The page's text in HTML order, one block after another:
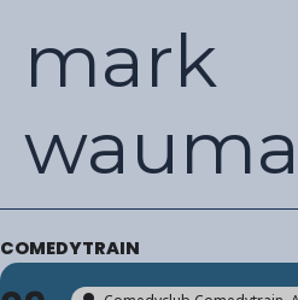
mark
COMEDYTRAIN